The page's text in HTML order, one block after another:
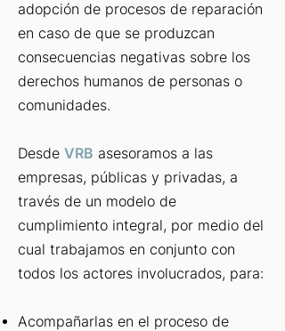
adopción de procesos de reparación
en caso de que se produzcan
consecuencias negativas sobre los
derechos humanos de personas o
comunidades.
Desde VRB asesoramos a las
empresas, públicas y privadas, a
través de un modelo de
cumplimiento integral, por medio del
cual trabajamos en conjunto con
todos los actores involucrados, para:
Acompañarlas en el proceso de